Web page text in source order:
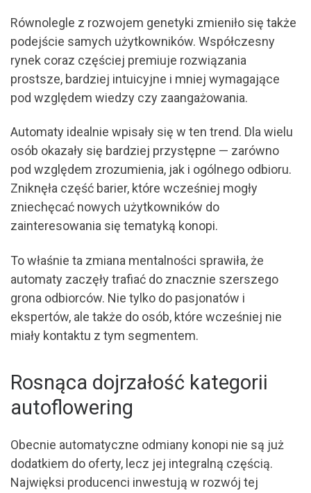
Równolegle z rozwojem genetyki zmieniło się także
podejście samych użytkowników. Współczesny
rynek coraz częściej premiuje rozwiązania
prostsze, bardziej intuicyjne i mniej wymagające
pod względem wiedzy czy zaangażowania.
Automaty idealnie wpisały się w ten trend. Dla wielu
osób okazały się bardziej przystępne — zarówno
pod względem zrozumienia, jak i ogólnego odbioru.
Zniknęła część barier, które wcześniej mogły
zniechęcać nowych użytkowników do
zainteresowania się tematyką konopi.
To właśnie ta zmiana mentalności sprawiła, że
automaty zaczęły trafiać do znacznie szerszego
grona odbiorców. Nie tylko do pasjonatów i
ekspertów, ale także do osób, które wcześniej nie
miały kontaktu z tym segmentem.
Rosnąca dojrzałość kategorii
autoflowering
Obecnie automatyczne odmiany konopi nie są już
dodatkiem do oferty, lecz jej integralną częścią.
Najwięksi producenci inwestują w rozwój tej